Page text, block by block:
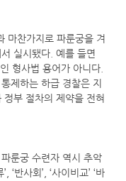
마찬가지로 파룬궁을 겨
실시됐다. 예를 들면
형사법 용어가 아니다.
제하는 하급 경찰은 지
부 절차의 제약을 전혀
룬궁 수련자 역시 추악
‘반사회’, ‘사이비교’ ‘바